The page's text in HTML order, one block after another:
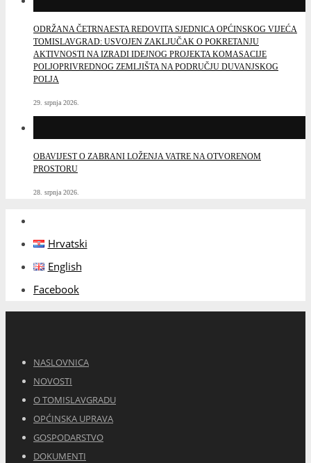
ODRŽANA ČETRNAESTA REDOVITA SJEDNICA OPĆINSKOG VIJEĆA
TOMISLAVGRAD: USVOJEN ZAKLJUČAK O POKRETANJU
AKTIVNOSTI NA IZRADI IDEJNOG PROJEKTA KOMASACIJE
POLJOPRIVREDNOG ZEMLJIŠTA NA PODRUČJU DUVANJSKOG
POLJA
29. srpnja 2026.
OBAVIJEST O ZABRANI LOŽENJA VATRE NA OTVORENOM
PROSTORU
28. srpnja 2026.
Hrvatski
English
Facebook
NASLOVNICA
NOVOSTI
O TOMISLAVGRADU
OPĆINSKA UPRAVA
GOSPODARSTVO
DOKUMENTI